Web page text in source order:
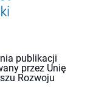
publikacji
przez Unię
Rozwoju